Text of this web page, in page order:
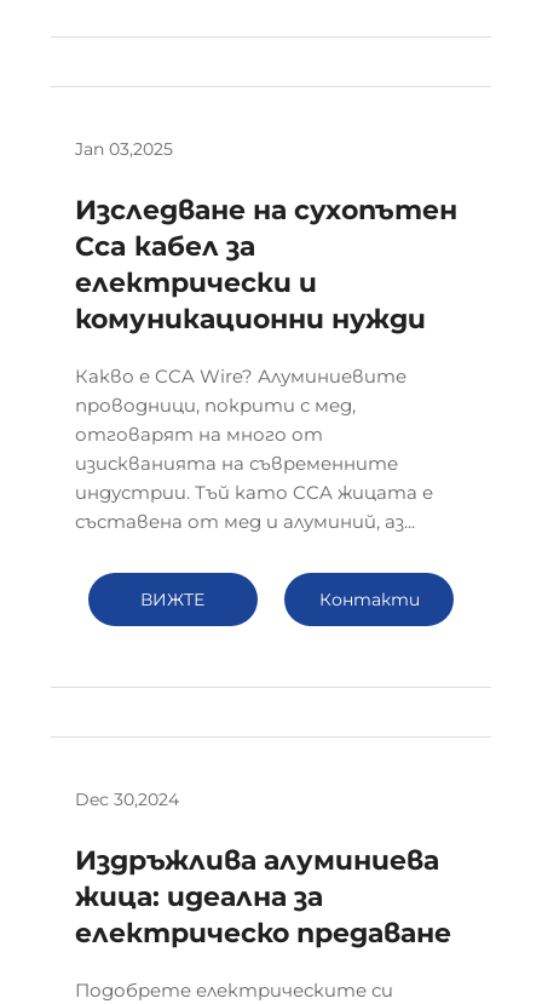
Jan 03,2025
Изследване на сухопътен
Cca кабел за
електрически и
комуникационни нужди
Какво е CCA Wire? Алуминиевите
проводници, покрити с мед,
отговарят на много от
изискванията на съвременните
индустрии. Тъй като CCA жицата е
съставена от мед и алуминий, аз...
ВИЖТЕ Контакти
Dec 30,2024
Издръжлива алуминиева
жица: идеална за
електрическо предаване
Подобрете електрическите си